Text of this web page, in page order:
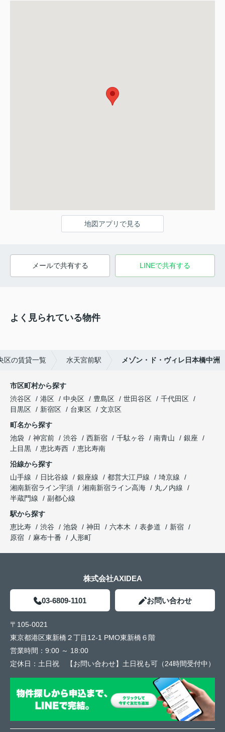
地図アプリで見る
メールで共有する LINEで共有する
よく見られている物件
区の賃貸一覧 水天宮前駅 メゾン・ド・ヴィレ日本橋中洲
市区町村から探す
渋谷区
港区 中央区 豊島区 世田谷区
千代田区
目黒区
新宿区 台東区
文京区
町名から探す
池袋
神宮前 渋谷 西新宿 千駄ヶ谷 南青山
銀座
上目黒
恵比寿西
恵比寿南
沿線から探す
山手線
日比谷線 銀座線 都営大江戸線
埼京線
湘南新宿ライン宇須
湘南新宿ライン高海
丸ノ内線
半蔵門線
副都心線
駅から探す
恵比寿
渋谷 池袋 神田 六本木 表参道
新宿
原宿
麻布十番 人形町
株式会社AXIDEA
03-6809-1101 お問い合わせ
〒105-0021
東京都港区東新橋２丁目12-1 PMO東新橋６階
営業時間： 9:00 ～ 18:00
定休日： 土日祝 【お問い合わせ】土日祝も可（24時間受付中）